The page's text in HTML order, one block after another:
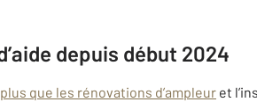
depuis début 2024
que les rénovations d’ampleur et